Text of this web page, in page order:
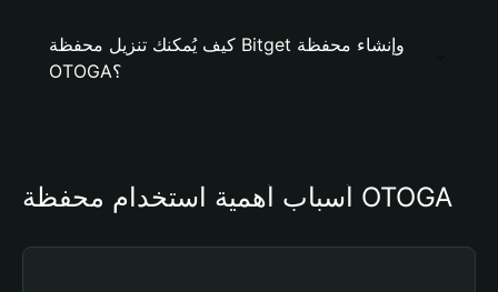
كيف يُمكنك تنزيل محفظة Bitget وإنشاء محفظة
OTOGA؟
أسباب أهمية استخدام محفظة OTOGA